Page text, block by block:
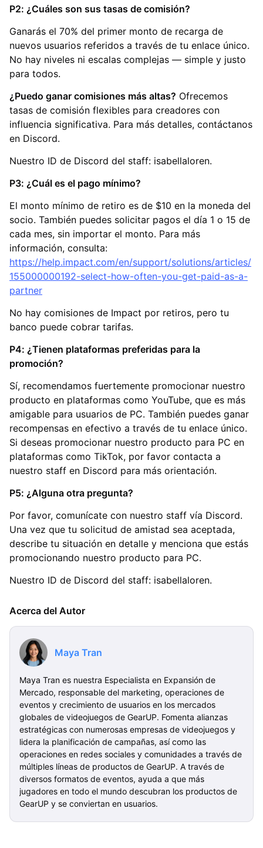
P2: ¿Cuáles son sus tasas de comisión?
Ganarás el 70% del primer monto de recarga de
nuevos usuarios referidos a través de tu enlace único.
No hay niveles ni escalas complejas — simple y justo
para todos.
¿Puedo ganar comisiones más altas? Ofrecemos
tasas de comisión flexibles para creadores con
influencia significativa. Para más detalles, contáctanos
en Discord.
Nuestro ID de Discord del staff: isabellaloren.
P3: ¿Cuál es el pago mínimo?
El monto mínimo de retiro es de $10 en la moneda del
socio. También puedes solicitar pagos el día 1 o 15 de
cada mes, sin importar el monto. Para más
información, consulta:
https://help.impact.com/en/support/solutions/articles/
155000000192-select-how-often-you-get-paid-as-a-
partner
No hay comisiones de Impact por retiros, pero tu
banco puede cobrar tarifas.
P4: ¿Tienen plataformas preferidas para la
promoción?
Sí, recomendamos fuertemente promocionar nuestro
producto en plataformas como YouTube, que es más
amigable para usuarios de PC. También puedes ganar
recompensas en efectivo a través de tu enlace único.
Si deseas promocionar nuestro producto para PC en
plataformas como TikTok, por favor contacta a
nuestro staff en Discord para más orientación.
P5: ¿Alguna otra pregunta?
Por favor, comunícate con nuestro staff vía Discord.
Una vez que tu solicitud de amistad sea aceptada,
describe tu situación en detalle y menciona que estás
promocionando nuestro producto para PC.
Nuestro ID de Discord del staff: isabellaloren.
Acerca del Autor
Maya Tran
Maya Tran es nuestra Especialista en Expansión de
Mercado, responsable del marketing, operaciones de
eventos y crecimiento de usuarios en los mercados
globales de videojuegos de GearUP. Fomenta alianzas
estratégicas con numerosas empresas de videojuegos y
lidera la planificación de campañas, así como las
operaciones en redes sociales y comunidades a través de
múltiples líneas de productos de GearUP. A través de
diversos formatos de eventos, ayuda a que más
jugadores en todo el mundo descubran los productos de
GearUP y se conviertan en usuarios.